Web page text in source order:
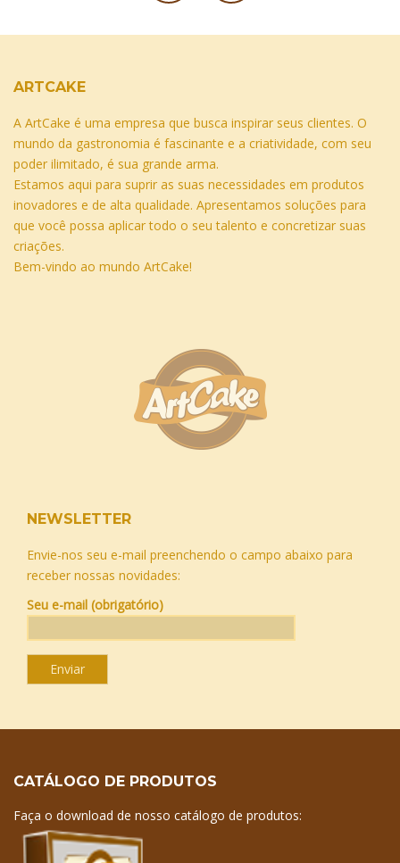
ARTCAKE
A ArtCake é uma empresa que busca inspirar seus clientes. O
mundo da gastronomia é fascinante e a criatividade, com seu
poder ilimitado, é sua grande arma.
Estamos aqui para suprir as suas necessidades em produtos
inovadores e de alta qualidade. Apresentamos soluções para
que você possa aplicar todo o seu talento e concretizar suas
criações.
Bem-vindo ao mundo ArtCake!
NEWSLETTER
Envie-nos seu e-mail preenchendo o campo abaixo para
receber nossas novidades:
Seu e-mail (obrigatório)
CATÁLOGO DE PRODUTOS
Faça o download de nosso catálogo de produtos: